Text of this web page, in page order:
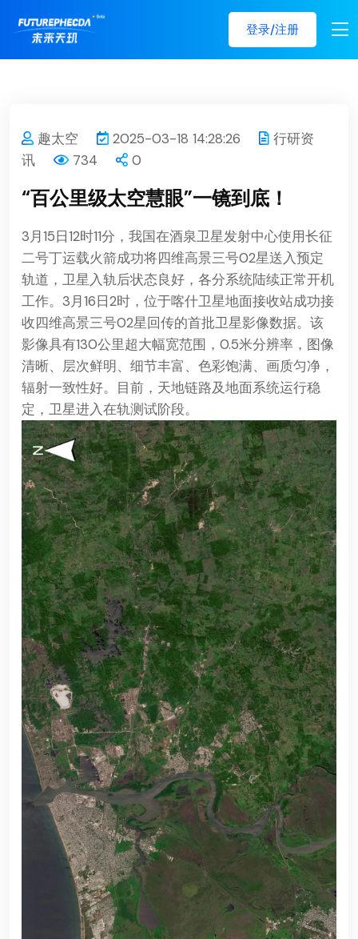
登录/注册
趣太空 2025-03-18 14:28:26
行研资
讯
734 0
“百公里级太空慧眼”一镜到底！
3月15日12时11分，我国在酒泉卫星发射中心使用长征
二号丁运载火箭成功将四维高景三号02星送入预定
轨道，卫星入轨后状态良好，各分系统陆续正常开机
工作。3月16日2时，位于喀什卫星地面接收站成功接
收四维高景三号02星回传的首批卫星影像数据。该
影像具有130公里超大幅宽范围，0.5米分辨率，图像
清晰、层次鲜明、细节丰富、色彩饱满、画质匀净，
辐射一致性好。目前，天地链路及地面系统运行稳
定，卫星进入在轨测试阶段。